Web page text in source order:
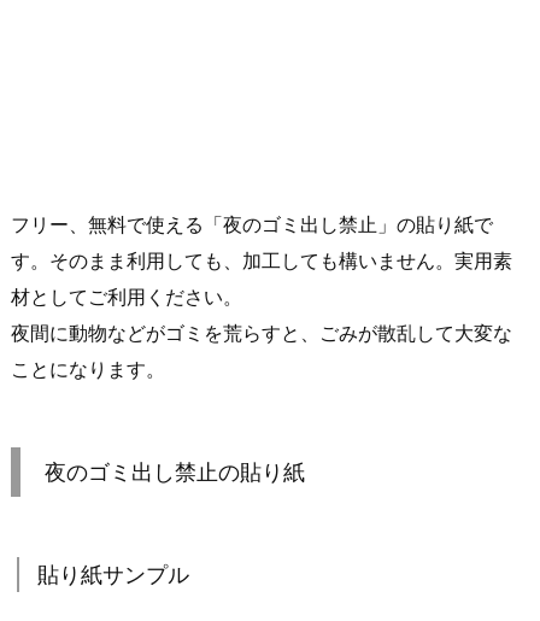
フリー、無料で使える「夜のゴミ出し禁止」の貼り紙で
す。そのまま利用しても、加工しても構いません。実用素
材としてご利用ください。
夜間に動物などがゴミを荒らすと、ごみが散乱して大変な
ことになります。
夜のゴミ出し禁止の貼り紙
貼り紙サンプル